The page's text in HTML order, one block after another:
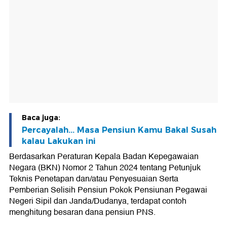
Baca juga:
Percayalah... Masa Pensiun Kamu Bakal Susah
kalau Lakukan ini
Berdasarkan Peraturan Kepala Badan Kepegawaian
Negara (BKN) Nomor 2 Tahun 2024 tentang Petunjuk
Teknis Penetapan dan/atau Penyesuaian Serta
Pemberian Selisih Pensiun Pokok Pensiunan Pegawai
Negeri Sipil dan Janda/Dudanya, terdapat contoh
menghitung besaran dana pensiun PNS.